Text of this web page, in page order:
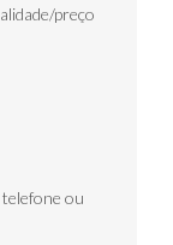
preço
ou